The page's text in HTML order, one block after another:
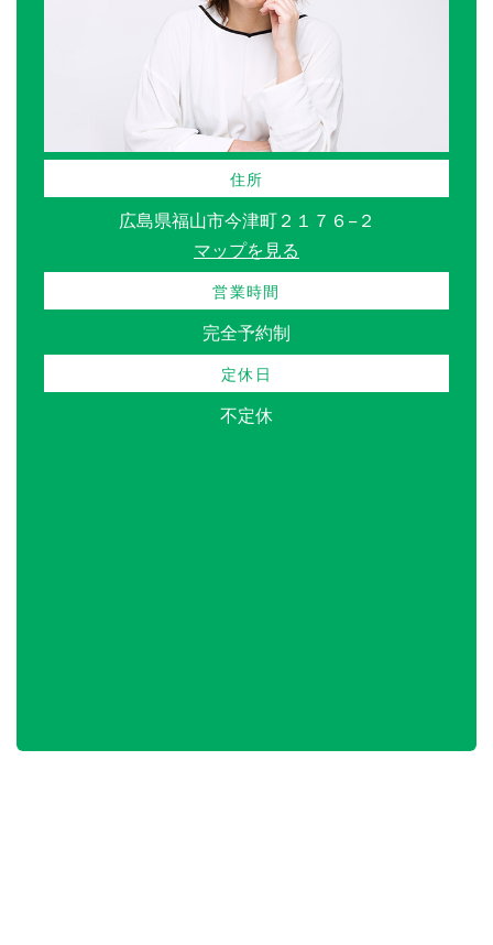
住所
広島県福山市今津町２１７６−２
マップを見る
営業時間
完全予約制
定休日
不定休